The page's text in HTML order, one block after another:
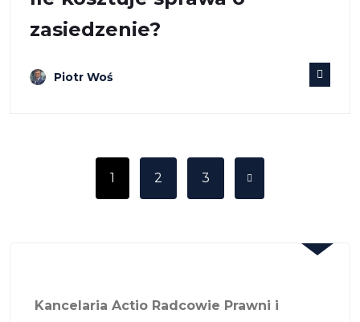
zasiedzenie?
Piotr Woś
1 2 3
Kancelaria Actio Radcowie Prawni i